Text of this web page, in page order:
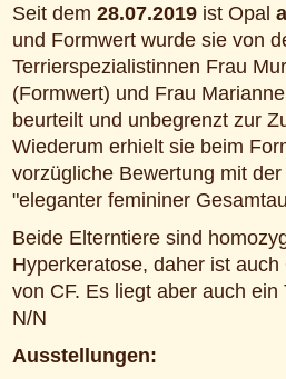
Seit dem 28.07.2019ist Opal
und Formwert wurde sie von
Terrierspezialistinnen Frau
(Formwert) und Frau
beurteilt und unbegrenzt zur
Wiederum erhielt sie beim
vorzügliche Bewertung mit
"eleganter femininer
Beide Elterntiere sind
Hyperkeratose, daher ist
von CF. Es liegt aber auch ein
N/N
Ausstellungen: